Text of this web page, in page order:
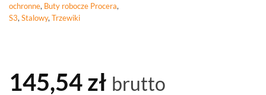
ochronne, Buty robocze Procera,
S3, Stalowy, Trzewiki
145,54zł brutto